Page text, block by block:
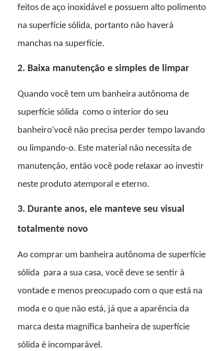
feitos de aço inoxidável e possuem alto polimento
na superfície sólida, portanto não haverá
manchas na superfície.
2. Baixa manutenção e simples de limpar
Quando você tem um banheira autônoma de
superfície sólida como o interior do seu
banheiro'você não precisa perder tempo lavando
ou limpando-o. Este material não necessita de
manutenção, então você pode relaxar ao investir
neste produto atemporal e eterno.
3. Durante anos, ele manteve seu visual
totalmente novo
Ao comprar um banheira autônoma de superfície
sólida para a sua casa, você deve se sentir à
vontade e menos preocupado com o que está na
moda e o que não está, já que a aparência da
marca desta magnífica banheira de superfície
sólida é incomparável.